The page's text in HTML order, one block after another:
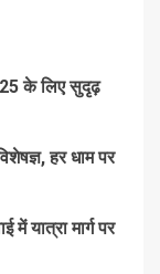
के लिए सुदृढ़
हर धाम पर
यात्रा मार्ग पर